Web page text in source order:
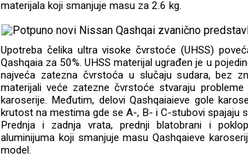
materijala koji smanjuje masu za 2.6 kg.
Upotreba čelika ultra visoke čvrstoće (UHSS)
Qashqaia za 50%. UHSS materijal ugrađen je u
najveća zatezna čvrstoća u slučaju sudara, bez
materijali veće zatezne čvrstoće stvaraju
karoserije. Međutim, delovi Qashqaiaieve gole
krutost na mestima gde se A-, B- i C-stubovi spajaju
Prednja i zadnja vrata, prednji blatobrani i
aluminijuma koji smanjuje masu Qashqaieve
model.